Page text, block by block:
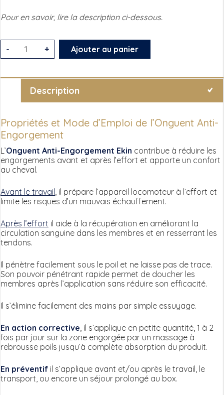
Pour en savoir, lire la description ci-dessous.
quantité
de
Onguent
engorgement
100%
naturel
-
EKIN
- + Ajouter au panier
Description
Propriétés et Mode d’Emploi de l’Onguent Anti-
Engorgement
L’Onguent Anti-Engorgement Ekin contribue à réduire les
engorgements avant et après l’effort et apporte un confort
au cheval.
Avant le travail, il prépare l’appareil locomoteur à l’effort et
limite les risques d’un mauvais échauffement.
Après l’effort il aide à la récupération en améliorant la
circulation sanguine dans les membres et en resserrant les
tendons.
Il pénètre facilement sous le poil et ne laisse pas de trace.
Son pouvoir pénétrant rapide permet de doucher les
membres après l’application sans réduire son efficacité.
Il s’élimine facilement des mains par simple essuyage.
En action corrective, il s’applique en petite quantité, 1 à 2
fois par jour sur la zone engorgée par un massage à
rebrousse poils jusqu’à complète absorption du produit.
En préventif il s’applique avant et/ou après le travail, le
transport, ou encore un séjour prolongé au box.